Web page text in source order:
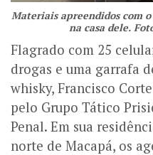
Materiais apreendidos com
na casa dele.
Flagrado com 25
drogas e uma garrafa
whisky, Francisco
pelo Grupo Tático
Penal. Em sua
norte de Macapá, os